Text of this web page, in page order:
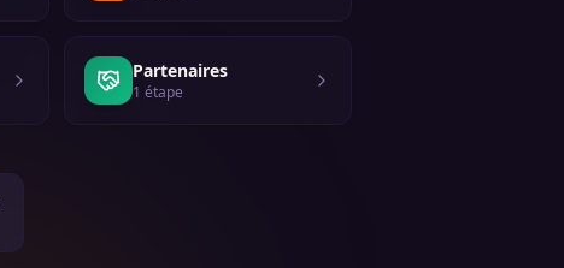
Partenaires
1 étape